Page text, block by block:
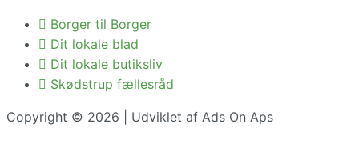
Borger til Borger
Dit lokale blad
Dit lokale butiksliv
Skødstrup fællesråd
Copyright © 2026 | Udviklet af Ads On Aps